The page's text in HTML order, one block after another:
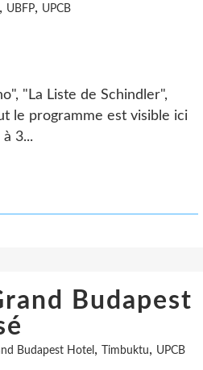
, UBFP, UPCB
"La Liste de Schindler",
le programme est visible ici
3...
Budapest
Budapest Hotel , Timbuktu, UPCB